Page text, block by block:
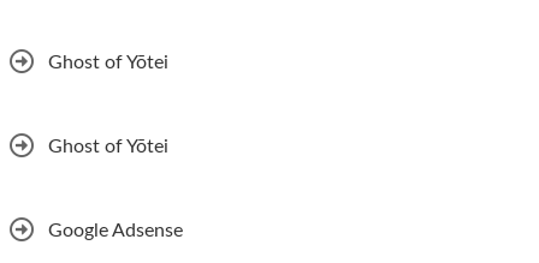
Ghost of Yōtei
Ghost of Yōtei
Google Adsense